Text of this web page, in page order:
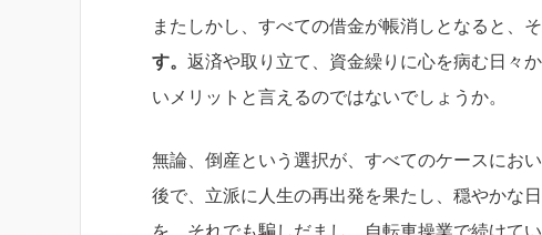
またしかし、すべての借金が帳消しとなると、
す。 返済や取り立て、資金繰りに心を病む日々
いメリットと言えるのではないでしょうか。
無論、倒産という選択が、すべてのケースにお
後で、立派に人生の再出発を果たし、穏やかな